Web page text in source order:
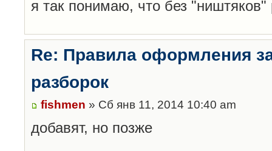
я так понимаю, что без "ништяков"
Re: Правила оформления
разборок
fishmen » Сб янв 11, 2014 10:40 am
добавят, но позже